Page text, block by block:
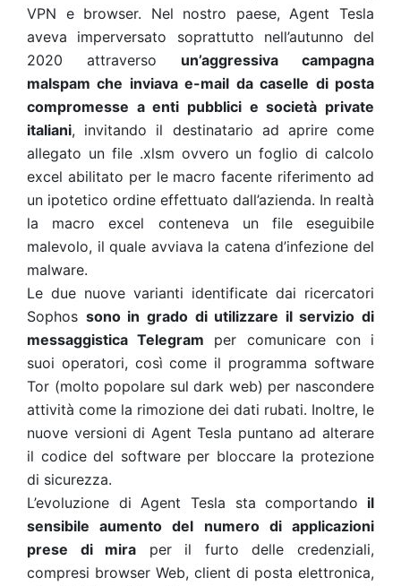
VPN e browser.
Nel nostro paese, Agent Tesla
aveva imperversato soprattutto nell’autunno del
2020 attraverso un’aggressiva campagna
malspam che inviava e-mail da caselle di posta
compromesse a enti pubblici e società private
italiani, invitando il destinatario ad aprire come
allegato un file .xlsm ovvero un foglio di calcolo
excel abilitato per le macro facente riferimento ad
un ipotetico ordine effettuato dall’azienda. In realtà
la macro excel conteneva un file eseguibile
malevolo, il quale avviava la catena d’infezione del
malware.
Le due nuove varianti identificate dai ricercatori
Sophos sono in grado di utilizzare il servizio di
messaggistica Telegram per comunicare con i
suoi operatori, così come il programma software
Tor (molto popolare sul dark web) per nascondere
attività come la rimozione dei dati rubati. Inoltre, le
nuove versioni di Agent Tesla puntano ad alterare
il codice del software per bloccare la protezione
di sicurezza.
L’evoluzione di Agent Tesla sta comportando il
sensibile aumento del numero di applicazioni
prese di mira per il furto delle credenziali,
compresi browser Web, client di posta elettronica,